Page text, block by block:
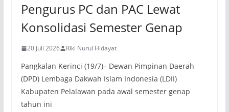
Pengurus PC dan PAC Lewat
Konsolidasi Semester Genap
20 Juli 2026 Riki Nurul Hidayat
Pangkalan Kerinci (19/7)– Dewan Pimpinan Daerah
(DPD) Lembaga Dakwah Islam Indonesia (LDII)
Kabupaten Pelalawan pada awal semester genap
tahun ini